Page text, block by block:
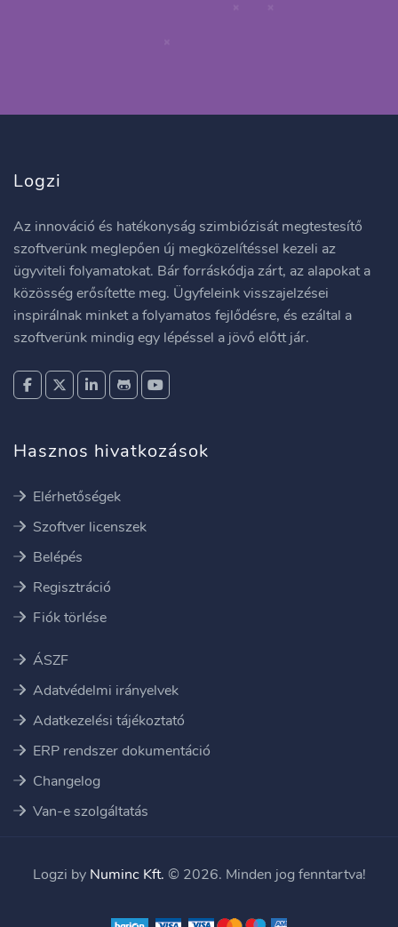
Logzi
Az innováció és hatékonyság szimbiózisát megtestesítő
szoftverünk meglepően új megközelítéssel kezeli az
ügyviteli folyamatokat. Bár forráskódja zárt, az alapokat a
közösség erősítette meg. Ügyfeleink visszajelzései
inspirálnak minket a folyamatos fejlődésre, és ezáltal a
szoftverünk mindig egy lépéssel a jövő előtt jár.
Hasznos hivatkozások
Elérhetőségek
Szoftver licenszek
Belépés
Regisztráció
Fiók törlése
ÁSZF
Adatvédelmi irányelvek
Adatkezelési tájékoztató
ERP rendszer dokumentáció
Changelog
Van-e szolgáltatás
Logzi by Numinc Kft. © 2026. Minden jog fenntartva!